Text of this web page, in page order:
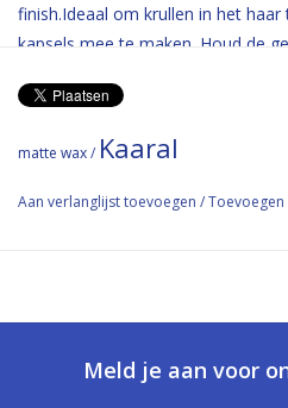
finish.Ideaal om krullen in het
kapsels mee te maken. Houd de
Gebruik: verdeel over de
Matte paste with strong hold. Firmly
movement and control with an
ml 100 - cod. IN0206
matte wax/ Kaaral
Aan verlanglijst toevoegen /
Meld je aan voor